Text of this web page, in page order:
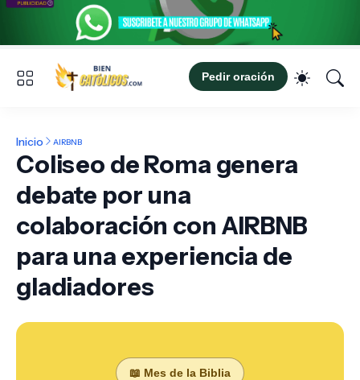
Pedir oración
Inicio AIRBNB
Coliseo de Roma genera
debate por una
colaboración con AIRBNB
para una experiencia de
gladiadores
📖 Mes de la Biblia